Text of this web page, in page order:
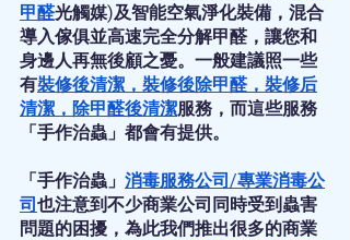
甲醛光觸媒)及智能空氣淨化裝備，混合
導入傢俱並高速完全分解甲醛，讓您和
身邊人再無後顧之憂。一般建議照一些
有裝修後清潔 ， 裝修後除甲醛 ， 裝修后
清潔 ， 除甲醛後清潔服務，而這些服務
「手作治蟲」都會有提供。
「手作治蟲」 消毒服務公司/專業消毒公
司也注意到不少商業公司同時受到蟲害
問題的困擾，為此我們推出很多的商業